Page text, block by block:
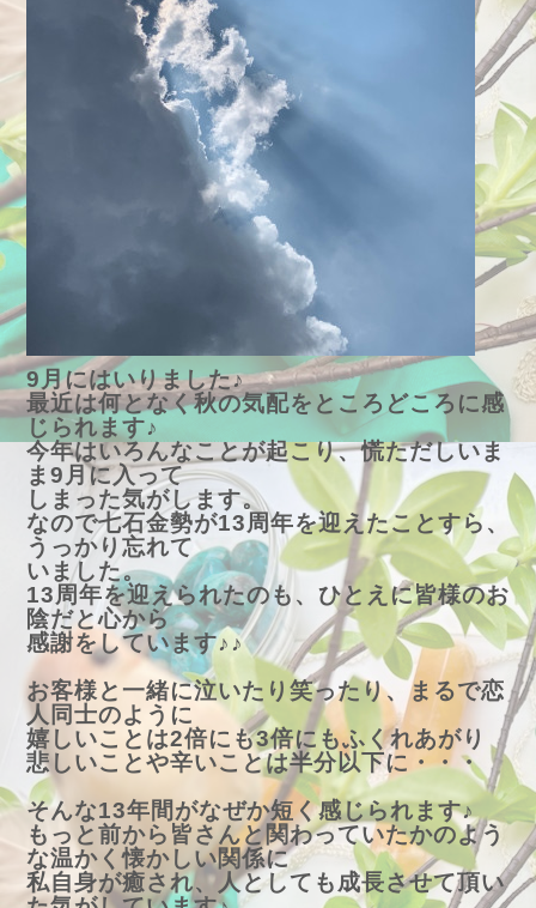
9月にはいりました♪
最近は何となく秋の気配をところどころに感
じられます♪
今年はいろんなことが起こり、慌ただしいま
ま9月に入って
しまった気がします。
なので七石金勢が13周年を迎えたことすら、
うっかり忘れて
いました。
13周年を迎えられたのも、ひとえに皆様のお
陰だと心から
感謝をしています♪♪
お客様と一緒に泣いたり笑ったり、まるで恋
人同士のように
嬉しいことは2倍にも3倍にもふくれあがり
悲しいことや辛いことは半分以下に・・・
そんな13年間がなぜか短く感じられます♪
もっと前から皆さんと関わっていたかのよう
な温かく懐かしい関係に
私自身が癒され、人としても成長させて頂い